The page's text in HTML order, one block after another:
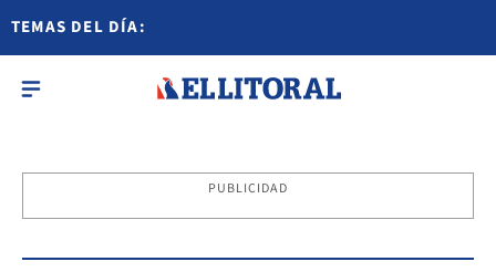
TEMAS DEL DÍA:
PUBLICIDAD